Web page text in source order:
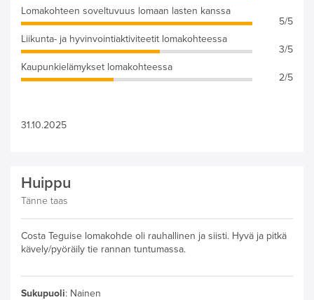
Lomakohteen soveltuvuus lomaan lasten kanssa
5/5
Liikunta- ja hyvinvointiaktiviteetit lomakohteessa
3/5
Kaupunkielämykset lomakohteessa
2/5
31.10.2025
Huippu
Tänne taas
Costa Teguise lomakohde oli rauhallinen ja siisti. Hyvä ja pitkä
kävely/pyöräily tie rannan tuntumassa.
Sukupuoli: Nainen